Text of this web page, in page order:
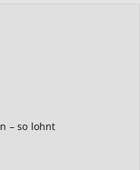
– so lohnt